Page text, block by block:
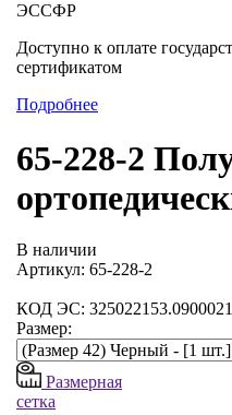
ЭССФР
Доступно к оплате
сертификатом
Подробнее
65-228-2
В наличии
Артикул: 65-228-2
КОД ЭС:
Размер:
Размерная
сетка